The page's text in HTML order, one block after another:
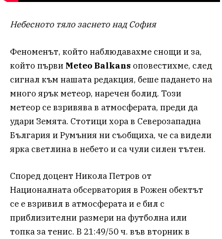
Небесното тяло заснето над София
Феноменът, който наблюдавахме снощи и за,
който първи Meteo Balkans оповестихме, след
сигнал към нашата редакция, беше падането на
много ярък метеор, наречен болид. Този
метеор се взривява в атмосферата, преди да
удари Земята. Стотици хора в Северозападна
България и Румъния ни съобщиха, че са видели
ярка светлина в небето и са чули силен тътен.
Според доцент Никола Петров от
Националната обсерватория в Рожен обектът
се е взривил в атмосферата и е бил с
приблизителни размери на футболна или
топка за тенис. В 21:49/50 ч. във вторник в